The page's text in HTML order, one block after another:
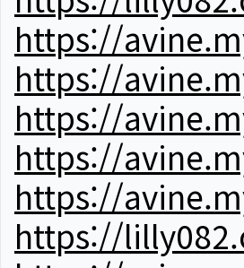
https://
https://
https://
https://
https://
https://